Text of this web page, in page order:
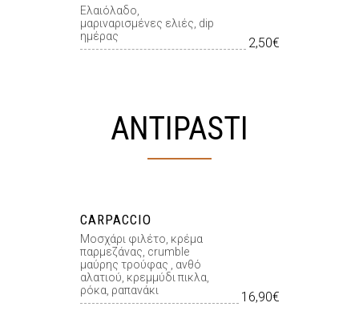
Ελαιόλαδο,
μαριναρισμένες ελιές, dip
ημέρας
2,50€
ANTIPASTI
CARPACCIO
Μοσχάρι φιλέτο, κρέμα
παρμεζάνας, crumble
μαύρης τρούφας , ανθό
αλατιού, κρεμμύδι πικλα,
ρόκα, ραπανάκι
16,90€